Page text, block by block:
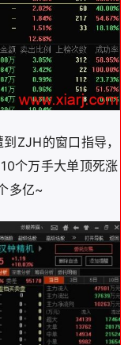
ZJH的窗口指导，
个万手大单顶死涨
多亿~